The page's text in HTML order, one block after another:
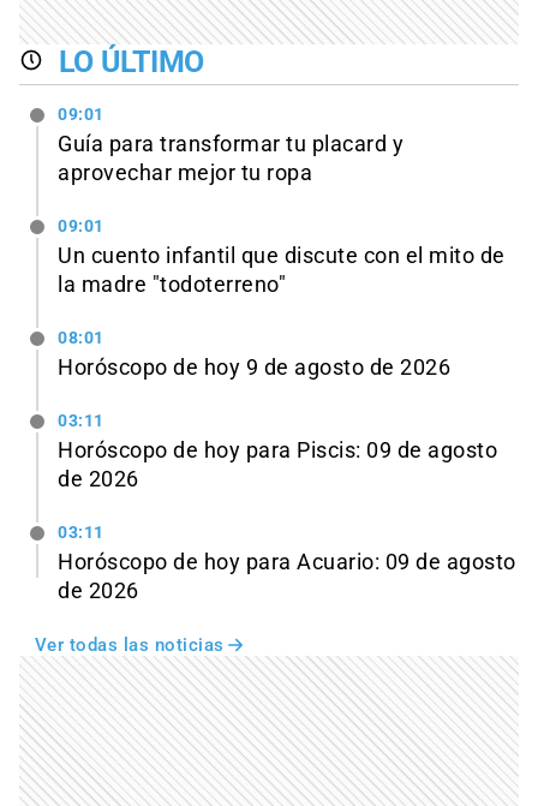
LO ÚLTIMO
09:01
Guía para transformar tu placard y
aprovechar mejor tu ropa
09:01
Un cuento infantil que discute con el mito de
la madre "todoterreno"
08:01
Horóscopo de hoy 9 de agosto de 2026
03:11
Horóscopo de hoy para Piscis: 09 de agosto
de 2026
03:11
Horóscopo de hoy para Acuario: 09 de agosto
de 2026
Ver todas las noticias